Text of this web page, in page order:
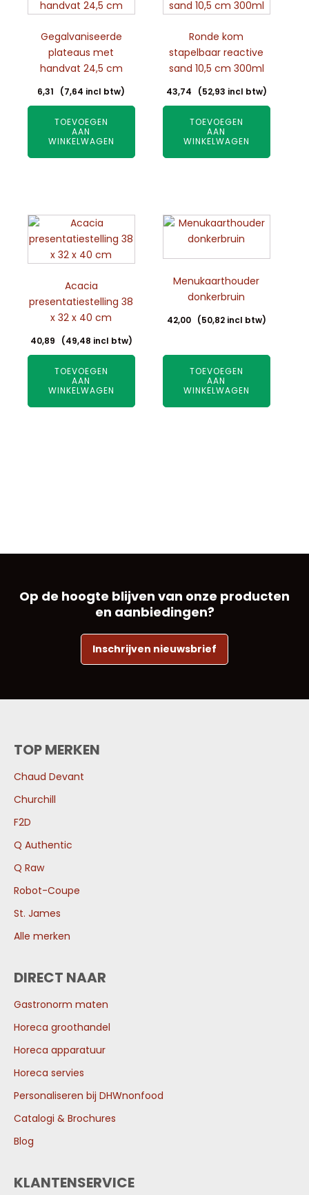
Gegalvaniseerde
plateaus met
handvat 24,5 cm
6,31 (7,64 incl btw)
TOEVOEGEN
AAN
WINKELWAGEN
Ronde kom
stapelbaar reactive
sand 10,5 cm 300ml
43,74 (52,93 incl btw)
TOEVOEGEN
AAN
WINKELWAGEN
Acacia
presentatiestelling 38
x 32 x 40 cm
40,89 (49,48 incl btw)
TOEVOEGEN
AAN
WINKELWAGEN
Menukaarthouder
donkerbruin
42,00 (50,82incl btw)
TOEVOEGEN
AAN
WINKELWAGEN
Op de hoogte blijven van onze producten
en aanbiedingen?
Inschrijven nieuwsbrief
TOP MERKEN
Chaud Devant
Churchill
F2D
Q Authentic
Q Raw
Robot-Coupe
St. James
Alle merken
DIRECT NAAR
Gastronorm maten
Horeca groothandel
Horeca apparatuur
Horeca servies
Personaliseren bij DHWnonfood
Catalogi & Brochures
Blog
KLANTENSERVICE